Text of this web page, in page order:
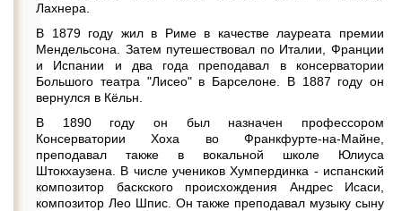
Лахнера.
В 1879 году жил в Риме в качестве лауреата премии
Мендельсона. Затем путешествовал по Италии, Франции
и Испании и два года преподавал в консерватории
Большого театра "Лисео" в Барселоне. В 1887 году он
вернулся в Кёльн.
В 1890 году он был назначен профессором
Консерватории Хоха во Франкфурте-на-Майне,
преподавал также в вокальной школе Юлиуса
Штокхаузена. В числе учеников Хумпердинка - испанский
композитор баскского происхождения Андрес Исаси,
композитор Лео Шпис. Он также преподавал музыку сыну